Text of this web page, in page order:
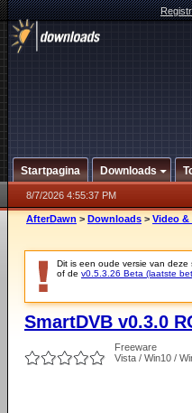
Startpagina Downloads
8/7/2026 4:55:37 PM
AfterDawn > Downloads > Video
Dit is een oude versie van deze
of de v0.5.3.26 Beta (laatste
SmartDVB v0.3.0
Freeware
Vista / Win10 /